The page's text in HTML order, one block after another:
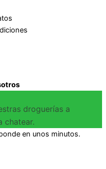
droguerías a
chatear.
en unos minutos.